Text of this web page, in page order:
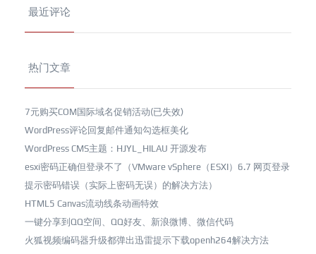
最近评论
热门文章
7元购买COM国际域名促销活动(已失效)
WordPress评论回复邮件通知勾选框美化
WordPress CMS主题：HJYL_HILAU 开源发布
esxi密码正确但登录不了（VMware vSphere（ESXI）6.7 网页登录
提示密码错误（实际上密码无误）的解决方法）
HTML5 Canvas流动线条动画特效
一键分享到QQ空间、QQ好友、新浪微博、微信代码
火狐视频编码器升级都弹出迅雷提示下载openh264解决方法